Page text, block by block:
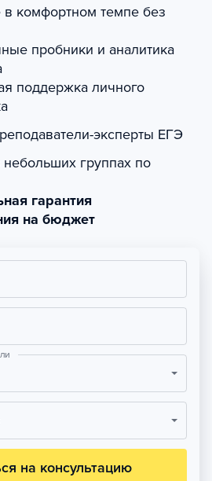
комфортном темпе без
пробники и аналитика
поддержка личного
эксперты ЕГЭ
небольших группах по
гарантия
на бюджет
на консультацию